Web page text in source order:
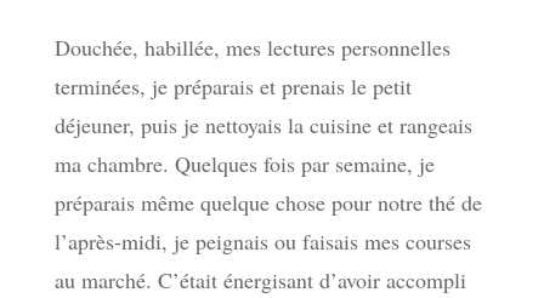
Douchée, habillée, mes lectures personnelles
terminées, je préparais et prenais le petit
déjeuner, puis je nettoyais la cuisine et rangeais
ma chambre. Quelques fois par semaine, je
préparais même quelque chose pour notre thé de
l’après-midi, je peignais ou faisais mes courses
au marché. C’était énergisant d’avoir accompli